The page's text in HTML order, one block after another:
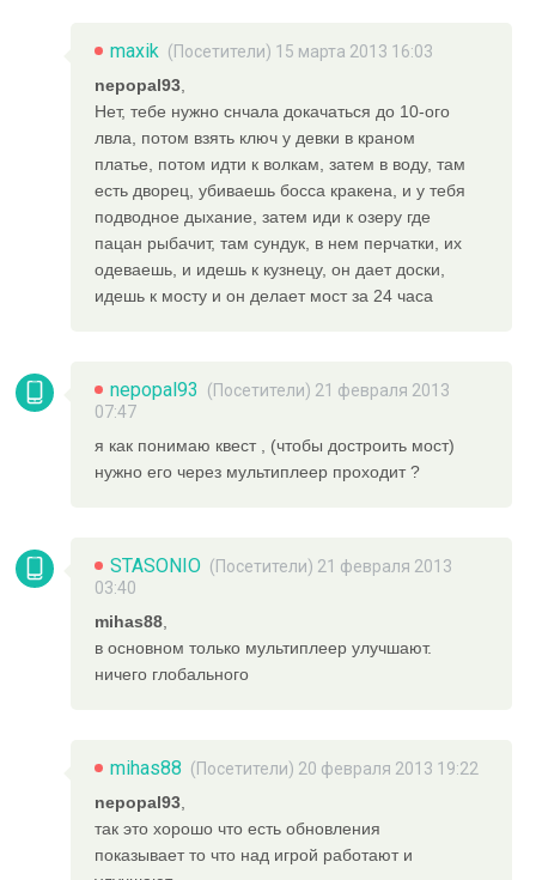
maxik (Посетители) 15 марта 2013 16:03
nepopal93
Нет, тебе нужно снчала докачаться до 10-ого
лвла, потом взять ключ у девки в краном
платье, потом идти к волкам, затем в воду, там
есть дворец, убиваешь босса кракена, и у тебя
подводное дыхание, затем иди к озеру где
пацан рыбачит, там сундук, в нем перчатки, их
одеваешь, и идешь к кузнецу, он дает доски,
идешь к мосту и он делает мост за 24 часа
nepopal93
(Посетители) 21 февраля 2013
07:47
я как понимаю квест , (чтобы достроить мост)
нужно его через мультиплеер проходит ?
STASONIO (Посетители) 21 февраля 2013
03:40
mihas88
в основном только мультиплеер улучшают.
ничего глобального
mihas88 (Посетители) 20 февраля 2013 19:22
nepopal93
так это хорошо что есть обновления
показывает то что над игрой работают и